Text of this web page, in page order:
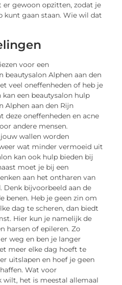
er gewoon opzitten, zodat je
kunt gaan staan. Wie wil dat
voor een
beautysalon Alphen aan den
veel oneffenheden of heb je
kan een beautysalon hulp
Alphen aan den Rijn
deze oneffenheden en acne
andere mensen.
wallen worden
wat minder vermoeid uit
kan ook hulp bieden bij
moet je bij een
aan het ontharen van
bijvoorbeeld aan de
benen. Heb je geen zin om
dag te scheren, dan biedt
Hier kun je namelijk de
harsen of epileren. Zo
weg en ben je langer
meer elke dag hoeft te
uitslapen en hoef je geen
Wat voor
wilt, het is meestal allemaal